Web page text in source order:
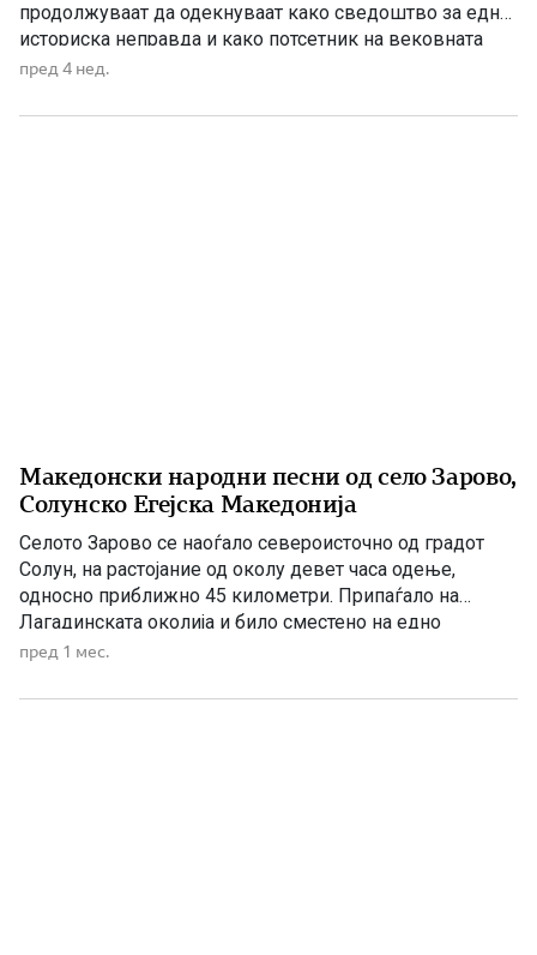
продолжуваат да одекнуваат како сведоштво за една
историска неправда и како потсетник на вековната
борба за зачувување на духовниот и националниот
минатото, туку и порака до идните поколенија дека
пред 4 нед.
Македонски народни песни од село Зарово,
Солунско Егејска Македонија
Селото Зарово се наоѓало североисточно од градот
Солун, на растојание од околу девет часа одење,
односно приближно 45 километри. Припаѓало на
Лагадинската околија и било сместено на едно
извишување на Карадаг, односно Круша Планина. Се
Берово и со реката Богдана. Богатата народна
пред 1 мес.